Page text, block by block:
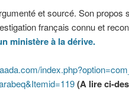
et sourcé. Son
français connu et
ministère à la dérive.
(A lire ci-